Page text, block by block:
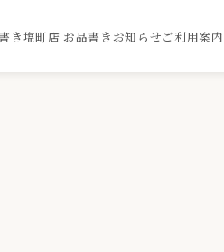
き塩町店 お品書き お知らせご利用案内